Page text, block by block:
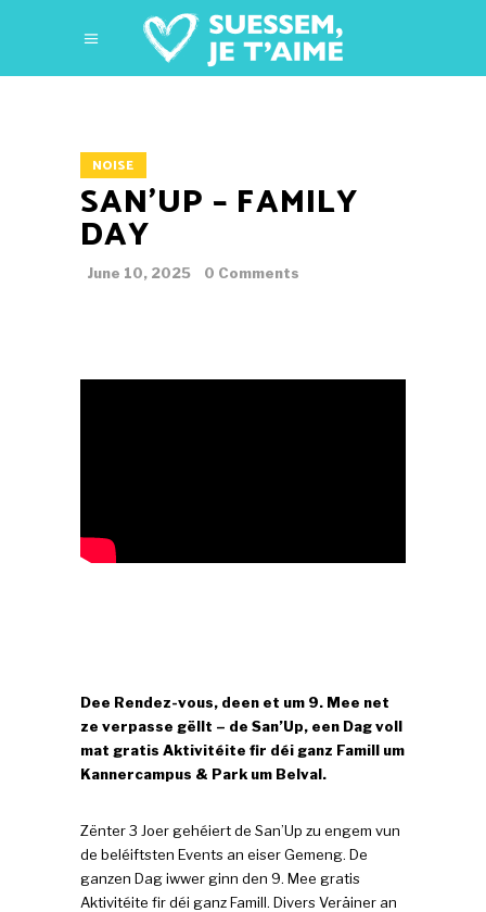
NOISE
SAN’UP – FAMILY
DAY
June 10, 2025 0 Comments
Dee Rendez-vous, deen et um 9. Mee net
ze verpasse gëllt – de San’Up, een Dag voll
mat gratis Aktivitéite fir déi ganz Famill um
Kannercampus & Park um Belval.
Zënter 3 Joer gehéiert de San’Up zu engem vun
de beléiftsten Events an eiser Gemeng. De
ganzen Dag iwwer ginn den 9. Mee gratis
Aktivitéite fir déi ganz Famill. Divers Veräiner an